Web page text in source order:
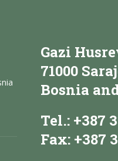
Gazi
71000
Bosnia
Tel.: +387
Fax: +387